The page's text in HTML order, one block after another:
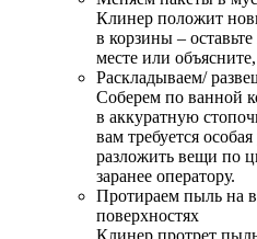
Клинер положит
в корзины –
месте или
Раскладываем/
Соберем по ванной
в аккуратную
вам требуется
разложить вещи по
заранее оператору.
Протираем пыль на
поверхностях
Клинер протрет